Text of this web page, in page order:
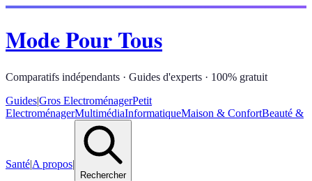
Mode Pour Tous
Comparatifs indépendants · Guides d'experts · 100% gratuit
Guides|Gros ElectroménagerPetit
ElectroménagerMultimédiaInformatiqueMaison & ConfortBeauté &
Santé|A propos|
Rechercher